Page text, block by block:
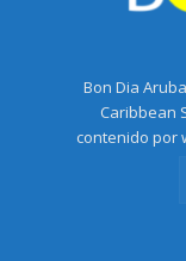
Bon Dia
Caribbean
contenido por